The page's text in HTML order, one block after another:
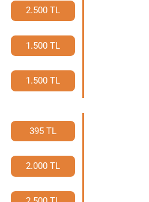
2.500 TL
1.500 TL
1.500 TL
395 TL
2.000 TL